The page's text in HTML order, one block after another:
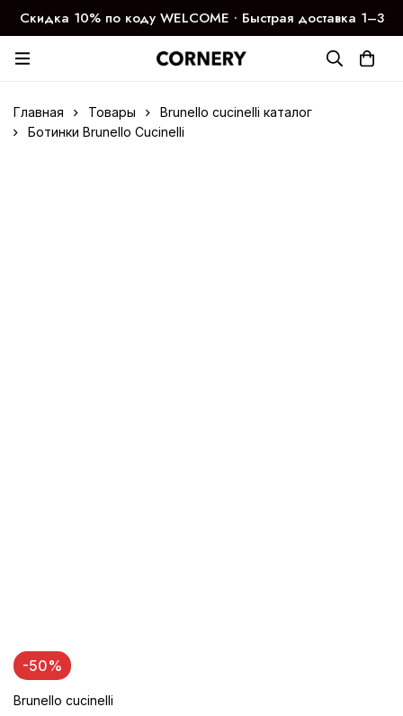
Скидка 10% по коду WELCOME ∙ Быстрая доставка 1–3
дня
Главная Товары
Brunello cucinelli каталог
Ботинки Brunello Cucinelli
-50%
Brunello cucinelli